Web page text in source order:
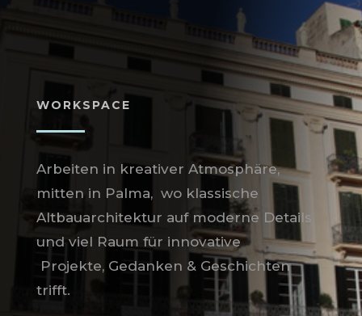
WORKSPACE
Arbeiten in kreativer Atmosphäre,
mitten in Palma, wo klassische
Altbauarchitektur auf moderne Details
und viel Raum für innovative
Projekte, Gedanken & Geschichten
trifft.